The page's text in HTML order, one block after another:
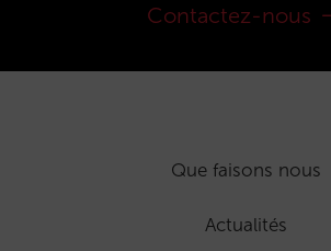
Contactez-nous
Que faisons nous
Actualités